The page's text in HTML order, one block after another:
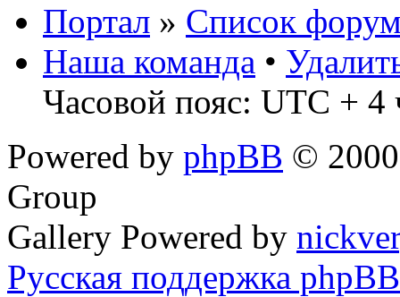
Портал » Список
Наша команда •
Часовой пояс: UTC + 4
Powered by phpBB ©
Group
Gallery Powered by
Русская поддержка phpBB